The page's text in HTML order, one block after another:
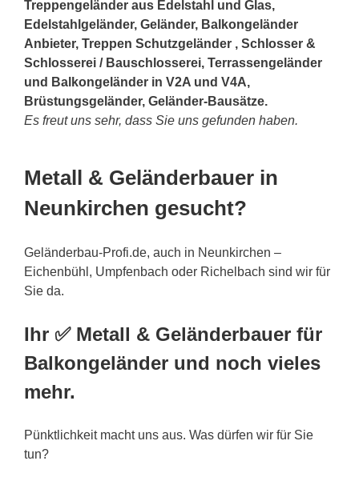
Treppengeländer aus Edelstahl und Glas,
Edelstahlgeländer, Geländer, Balkongeländer
Anbieter, Treppen Schutzgeländer , Schlosser &
Schlosserei / Bauschlosserei, Terrassengeländer
und Balkongeländer in V2A und V4A,
Brüstungsgeländer, Geländer-Bausätze.
Es freut uns sehr, dass Sie uns gefunden haben.
Metall & Geländerbauer in
Neunkirchen gesucht?
Geländerbau-Profi.de, auch in Neunkirchen –
Eichenbühl, Umpfenbach oder Richelbach sind wir für
Sie da.
Ihr ✅ Metall & Geländerbauer für
Balkongeländer und noch vieles
mehr.
Pünktlichkeit macht uns aus. Was dürfen wir für Sie
tun?